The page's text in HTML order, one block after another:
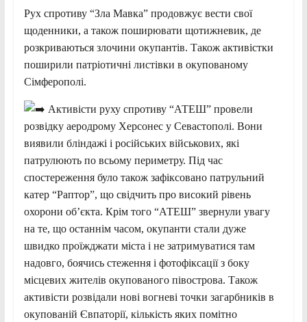
Рух спротиву “Зла Мавка” продовжує вести свої
щоденники, а також поширювати щотижневик, де
розкриваються злочини окупантів. Також активістки
поширили патріотичні листівки в окупованому
Сімферополі.
Активісти руху спротиву “АТЕШ” провели
розвідку аеродрому Херсонес у Севастополі. Вони
виявили бліндажі і російських військових, які
патрулюють по всьому периметру. Під час
спостереження було також зафіксовано патрульний
катер “Раптор”, що свідчить про високий рівень
охорони об’єкта. Крім того “АТЕШ” звернули увагу
на те, що останнім часом, окупанти стали дуже
швидко проїжджати міста і не затримуватися там
надовго, боячись стеження і фотофіксації з боку
місцевих жителів окупованого півострова. Також
активісти розвідали нові вогневі точки загарбників в
окупованій Євпаторії, кількість яких помітно